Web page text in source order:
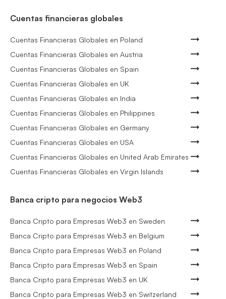
Cuentas financieras globales
Cuentas Financieras Globales en Poland
Cuentas Financieras Globales en Austria
Cuentas Financieras Globales en Spain
Cuentas Financieras Globales en UK
Cuentas Financieras Globales en India
Cuentas Financieras Globales en Philippines
Cuentas Financieras Globales en Germany
Cuentas Financieras Globales en USA
Cuentas Financieras Globales en United Arab Emirates
Cuentas Financieras Globales en Virgin Islands
Banca cripto para negocios Web3
Banca Cripto para Empresas Web3 en Sweden
Banca Cripto para Empresas Web3 en Belgium
Banca Cripto para Empresas Web3 en Poland
Banca Cripto para Empresas Web3 en Spain
Banca Cripto para Empresas Web3 en UK
Banca Cripto para Empresas Web3 en Switzerland